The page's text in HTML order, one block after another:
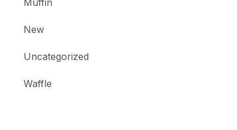
New
Uncategorized
Waffle